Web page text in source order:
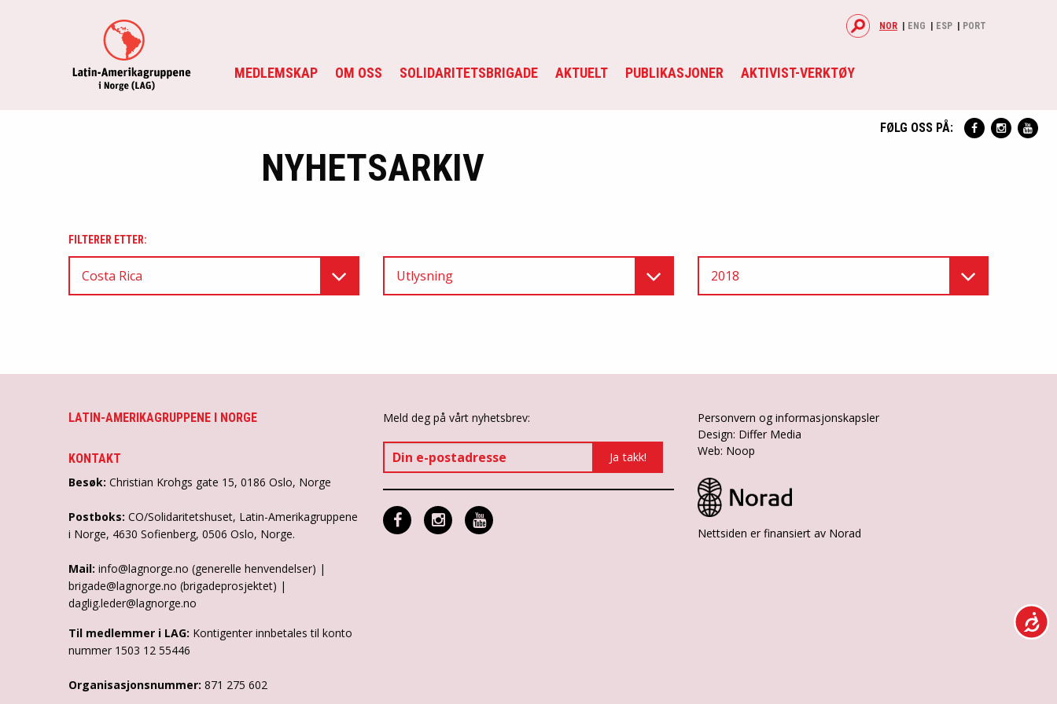
MEDLEMSKAP OM OSS SOLIDARITETSBRIGADE AKTUELT PUBLIKASJONER AKTIVIST-VERKTØY
NOR ENG ESP PORT
FØLG OSS PÅ:
NYHETSARKIV
FILTERER ETTER:
Costa Rica Utlysning 2018
LATIN-AMERIKAGRUPPENE I NORGE
KONTAKT
Besøk: Christian Krohgs gate 15, 0186 Oslo, Norge
Postboks: CO/Solidaritetshuset, Latin-Amerikagruppene
i Norge, 4630 Sofienberg, 0506 Oslo, Norge.
Mail: info@lagnorge.no (generelle henvendelser) |
brigade@lagnorge.no (brigadeprosjektet) |
daglig.leder@lagnorge.no
Til medlemmer i LAG: Kontigenter innbetales til konto
nummer 1503 12 55446
Organisasjonsnummer: 871 275 602
Meld deg på vårt nyhetsbrev:
Personvern og informasjonskapsler
Design: Differ Media
Web: Noop
Nettsiden er finansiert av Norad